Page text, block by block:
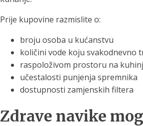
Prije kupovine razmislite o:
broju osoba u kućanstvu
količini vode koju svakodnevno
raspoloživom prostoru na
učestalosti punjenja spremnika
dostupnosti zamjenskih filtera
Zdrave navike